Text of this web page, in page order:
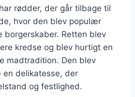
rødder, der går tilbage til
hvor den blev populær
borgerskaber. Retten blev
kredse og blev hurtigt en
madtradition. Den blev
delikatesse, der
og festlighed.